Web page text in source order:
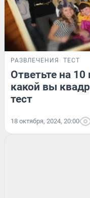
РАЗВЛЕЧЕНИЯ ТЕСТ
Ответьте на 10
какой вы
тест
18 октября, 2024, 20:00